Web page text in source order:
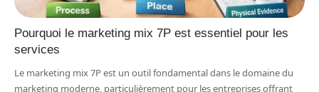
Pourquoi le marketing mix 7P est essentiel pour les
services
Le marketing mix 7P est un outil fondamental dans le domaine du
marketing moderne, particulièrement pour les entreprises offrant